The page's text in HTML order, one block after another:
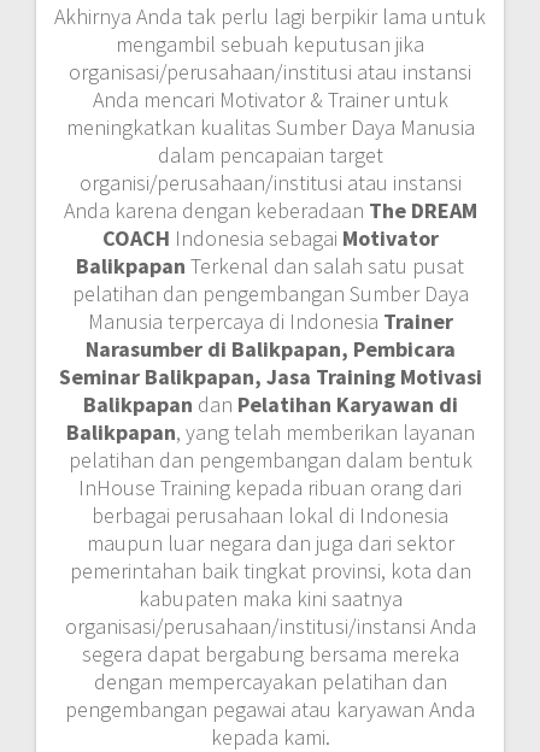
Akhirnya Anda tak perlu lagi berpikir lama untuk
mengambil sebuah keputusan jika
organisasi/perusahaan/institusi atau instansi
Anda mencari Motivator & Trainer untuk
meningkatkan kualitas Sumber Daya Manusia
dalam pencapaian target
organisi/perusahaan/institusi atau instansi
Anda karena dengan keberadaan The DREAM
COACH Indonesia sebagai Motivator
Balikpapan Terkenal dan salah satu pusat
pelatihan dan pengembangan Sumber Daya
Manusia terpercaya di Indonesia Trainer
Narasumber di Balikpapan, Pembicara
Seminar Balikpapan, Jasa Training Motivasi
Balikpapan dan Pelatihan Karyawan di
Balikpapan, yang telah memberikan layanan
pelatihan dan pengembangan dalam bentuk
InHouse Training kepada ribuan orang dari
berbagai perusahaan lokal di Indonesia
maupun luar negara dan juga dari sektor
pemerintahan baik tingkat provinsi, kota dan
kabupaten maka kini saatnya
organisasi/perusahaan/institusi/instansi Anda
segera dapat bergabung bersama mereka
dengan mempercayakan pelatihan dan
pengembangan pegawai atau karyawan Anda
kepada kami.